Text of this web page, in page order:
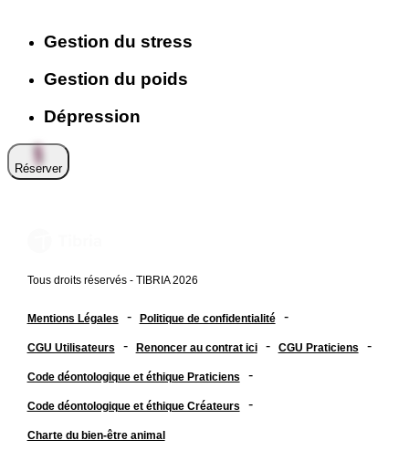
Gestion du stress
Gestion du poids
Dépression
Réserver
Tous droits réservés - TIBRIA 2026
Mentions Légales - Politique de confidentialité -
CGU Utilisateurs - Renoncer au contrat ici - CGU Praticiens -
Code déontologique et éthique Praticiens -
Code déontologique et éthique Créateurs -
Charte du bien-être animal